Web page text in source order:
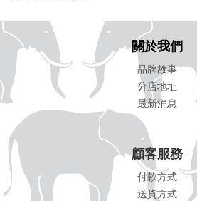
關於我們
品牌故事
分店地址
最新消息
顧客服務
付款方式
送貨方式